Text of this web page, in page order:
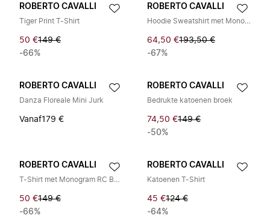
ROBERTO CAVALLI
Tiger Print T-Shirt
50 €149 €
-66%
ROBERTO CAVALLI
Hoodie Sweatshirt met Monogram RC
64,50 €193,50 €
-67%
ROBERTO CAVALLI
Danza Floreale Mini Jurk
Vanaf179 €
ROBERTO CAVALLI
Bedrukte katoenen broek
74,50 €149 €
-50%
ROBERTO CAVALLI
T-Shirt met Monogram RC Borduurwerk
50 €149 €
-66%
ROBERTO CAVALLI
Katoenen T-Shirt
45 €124 €
-64%